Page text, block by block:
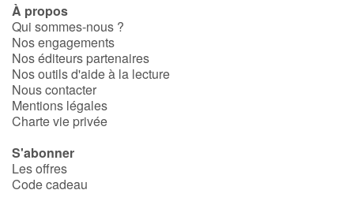
À propos
Qui sommes-nous ?
Nos engagements
Nos éditeurs partenaires
Nos outils d'aide à la lecture
Nous contacter
Mentions légales
Charte vie privée
S'abonner
Les offres
Code cadeau